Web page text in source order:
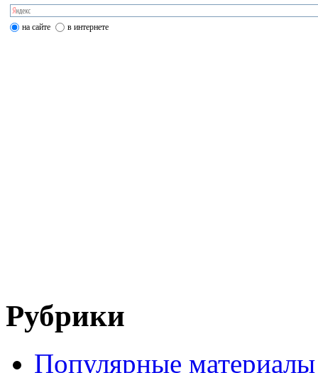
на сайте в интернете
Рубрики
Популярные